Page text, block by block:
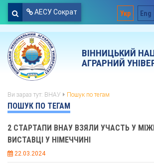
АЕСУ Сократ Укр Eng
ВІННИЦЬКИЙ
АГРАРНИЙ
Ви зараз тут: ВНАУ Пошук по тегам
ПОШУК ПО ТЕГАМ
2 СТАРТАПИ ВНАУ ВЗЯЛИ УЧАСТЬ У
ВИСТАВЦІ У НІМЕЧЧИНІ
22.03.2024